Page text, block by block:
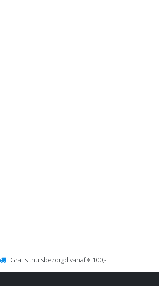
Gratis thuisbezorgd vanaf € 100,-